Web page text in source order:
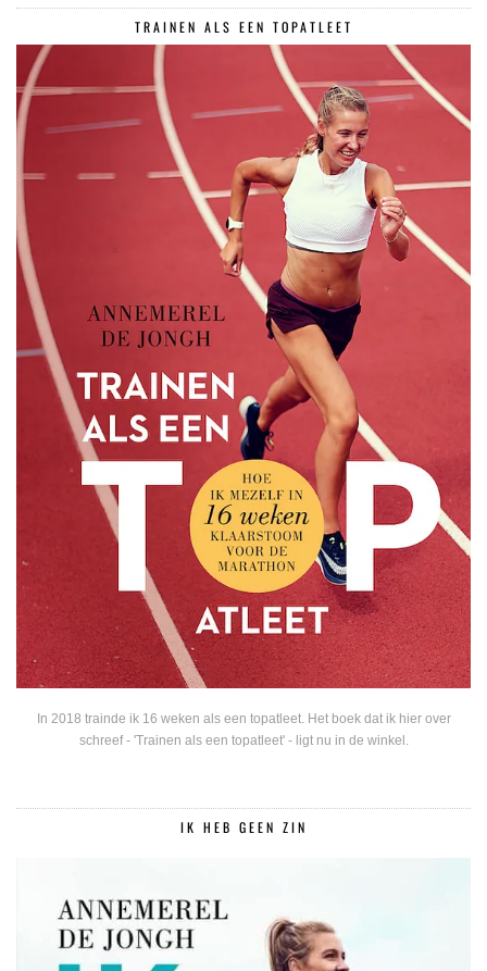
TRAINEN ALS EEN TOPATLEET
In 2018 trainde ik 16 weken als een topatleet. Het boek dat ik hier over
schreef - 'Trainen als een topatleet' - ligt nu in de winkel.
IK HEB GEEN ZIN